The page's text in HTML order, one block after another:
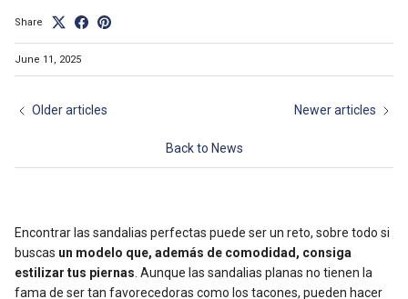
Share
June 11, 2025
Older articles
Back to News
Newer articles
Encontrar las sandalias perfectas puede ser un reto, sobre todo si
buscas un modelo que, además de comodidad, consiga
estilizar tus piernas . Aunque las sandalias planas no tienen la
fama de ser tan favorecedoras como los tacones, pueden hacer